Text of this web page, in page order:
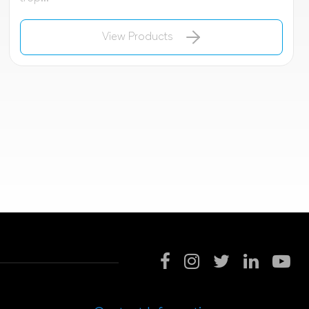
View Products